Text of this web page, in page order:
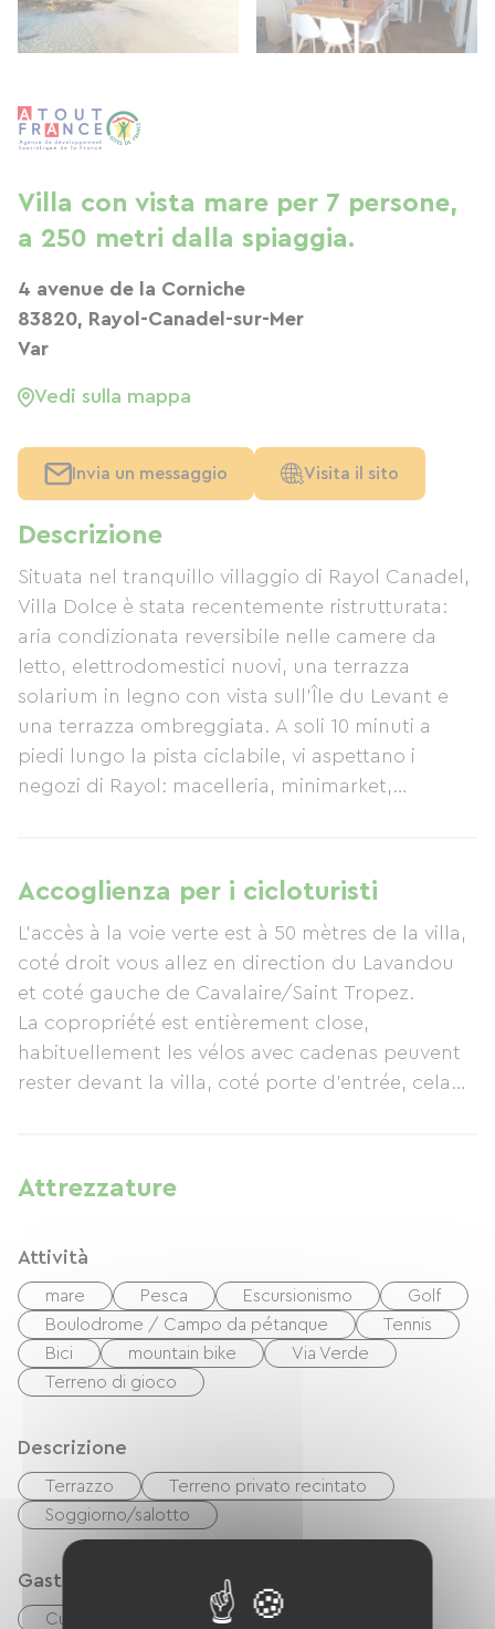
Descrizione
Situata nel tranquillo villaggio di Rayol Canadel,
Villa Dolce è stata recentemente ristrutturata:
aria condizionata reversibile nelle camere da
letto, elettrodomestici nuovi, una terrazza
solarium in legno con vista sull'Île du Levant e
una terrazza ombreggiata. A soli 10 minuti a
piedi lungo la pista ciclabile, vi aspettano i
negozi di Rayol: macelleria, minimarket,
mondiale dell'UNESCO.
Accoglienza per i cicloturisti
L'accès à la voie verte est à 50 mètres de la villa,
coté droit vous allez en direction du Lavandou
et coté gauche de Cavalaire/Saint Tropez.
La copropriété est entièrement close,
habituellement les vélos avec cadenas peuvent
rester devant la villa, coté porte d'entrée, cela
Attrezzature
Attività
mare Pesca Escursionismo
Golf
Boulodrome / Campo da pétanque
Tennis
Bici
mountain bike
Via Verde
Terreno di gioco
Descrizione
Terrazzo
Terreno privato recintato
Soggiorno/salotto
Gastronomia
Cucina indipendente cuisinière
Villa con vista mare per 7 persone,
a 250 metri dalla spiaggia.
4 avenue de la Corniche
83820, Rayol-Canadel-sur-Mer
Var
Vedi sulla mappa
Invia un messaggio Visita il sito